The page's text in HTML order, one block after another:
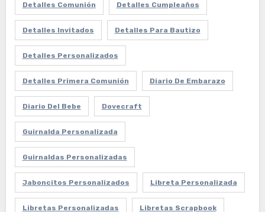
Detalles Comunión Detalles Cumpleaños
Detalles Invitados Detalles Para Bautizo
Detalles Personalizados
Detalles Primera Comunión Diario De Embarazo
Diario Del Bebe Dovecraft
Guirnalda Personalizada
Guirnaldas Personalizadas
Jaboncitos Personalizados Libreta Personalizada
Libretas Personalizadas Libretas Scrapbook